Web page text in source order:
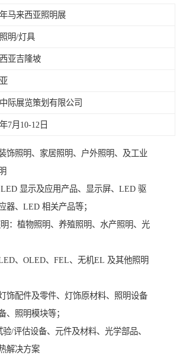
马来西亚照明展
明/灯具
亚吉隆坡
际展览策划有限公司
7月10-12日
饰照明、家居照明、户外照明、及工业
显示及应用产品、显示屏、LED 驱
器、LED 相关产品等；
：植物照明、养殖照明、水产照明、光
、OLED、FEL、无机EL 及其他照明
饰配件及零件、灯饰原材料、照明设备
、照明模块等；
/评估设备、元件及材料、光学部品、
解决方案